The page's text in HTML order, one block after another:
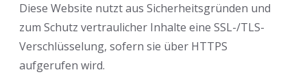
Diese Website nutzt aus Sicherheitsgründen und
zum Schutz vertraulicher Inhalte eine SSL-/TLS-
Verschlüsselung, sofern sie über HTTPS
aufgerufen wird.